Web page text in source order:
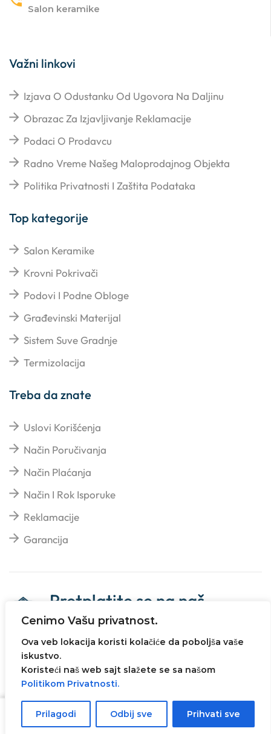
Cenimo Vašu privatnost.
Ova veb lokacija koristi kolačiće da poboljša vaše
iskustvo.
Koristeći naš web sajt slažete se sa našom
Politikom Privatnosti.
Prilagodi Odbij sve Prihvati sve
Salon keramike
Važni linkovi
Izjava O Odustanku Od Ugovora Na Daljinu
Obrazac Za Izjavljivanje Reklamacije
Podaci O Prodavcu
Radno Vreme Našeg Maloprodajnog Objekta
Politika Privatnosti I Zaštita Podataka
Top kategorije
Salon Keramike
Krovni Pokrivači
Podovi I Podne Obloge
Građevinski Materijal
Sistem Suve Gradnje
Termizolacija
Treba da znate
Uslovi Korišćenja
Način Poručivanja
Način Plaćanja
Način I Rok Isporuke
Reklamacije
Garancija
Pretplatite se na naš
newsletter
dizajn i ecommerce rešenje -
AVI SOLUTIONS
SOMBOR. Dodaj U Korpu
Početna Shop Pretraži Više